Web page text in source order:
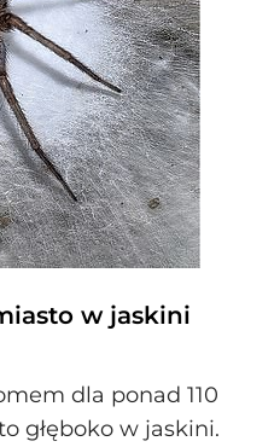
w jaskini
dla ponad 110
głęboko w jaskini.